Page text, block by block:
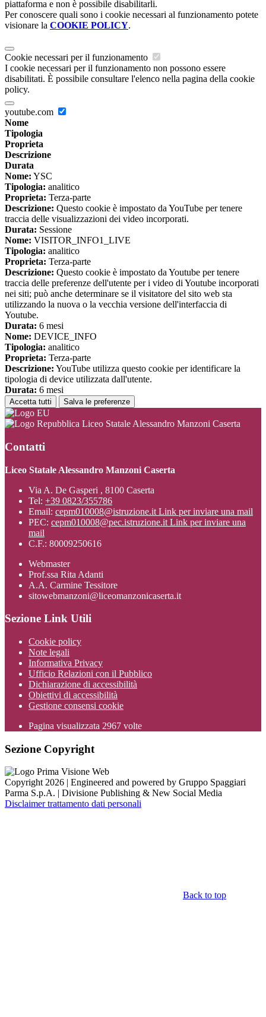
piattaforma e non è possibile disabilitarli.
Per conoscere quali sono i cookie necessari al funzionamento potete
visionare la COOKIE POLICY.
Cookie necessari per il funzionamento
I cookie necessari per il funzionamento non possono essere
disabilitati. È possibile consultare l'elenco nella pagina della cookie
policy.
youtube.com
Nome
Tipologia
Proprieta
Descrizione
Durata
Nome: YSC
Tipologia: analitico
Proprieta: Terza-parte
Descrizione: Questo cookie è impostato da YouTube per tenere
traccia delle visualizzazioni dei video incorporati.
Durata: Sessione
Nome: VISITOR_INFO1_LIVE
Tipologia: analitico
Proprieta: Terza-parte
Descrizione: Questo cookie è impostato da Youtube per tenere
traccia delle preferenze dell'utente per i video di Youtube incorporati
nei siti; può anche determinare se il visitatore del sito web sta
utilizzando la nuova o la vecchia versione dell'interfaccia di
Youtube.
Durata: 6 mesi
Nome: DEVICE_INFO
Tipologia: analitico
Proprieta: Terza-parte
Descrizione: YouTube utilizza questo cookie per identificare la
tipologia di device utilizzata dall'utente.
Durata: 6 mesi
Accetta tutti Salva le preferenze
Liceo Statale Alessandro Manzoni Caserta
Contatti
Liceo Statale Alessandro Manzoni Caserta
Via A. De Gasperi , 8100 Caserta
Tel: +39 0823/355786
Email: cepm010008@istruzione.it Link per inviare una mail
PEC: cepm010008@pec.istruzione.it Link per inviare una
mail
C.F.: 80009250616
Webmaster
Prof.ssa Rita Adanti
A.A. Carmine Tessitore
sitowebmanzoni@liceomanzonicaserta.it
Sezione Link Utili
Cookie policy
Note legali
Informativa Privacy
Ufficio Relazioni con il Pubblico
Dichiarazione di accessibilità
Obiettivi di accessibilità
Gestione consensi cookie
Pagina visualizzata 2967 volte
Sezione Copyright
Copyright 2026 | Engineered and powered by Gruppo Spaggiari
Parma S.p.A. | Divisione Publishing & New Social Media
Disclaimer trattamento dati personali
Back to top